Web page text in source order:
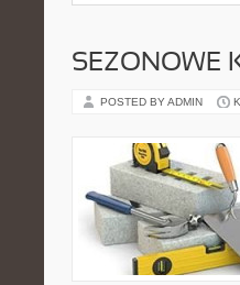
SEZONOWE
POSTED BY ADMIN